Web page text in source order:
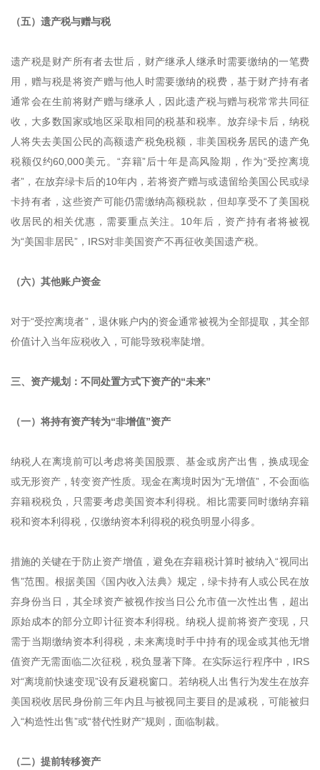
（五）遗产税与赠与税
遗产税是财产所有者去世后，财产继承人继承时需要缴纳的一笔费
用，赠与税是将资产赠与他人时需要缴纳的税费，基于财产持有者
通常会在生前将财产赠与继承人，因此遗产税与赠与税常常共同征
收，大多数国家或地区采取相同的税基和税率。放弃绿卡后，纳税
人将失去美国公民的高额遗产税免税额，非美国税务居民的遗产免
税额仅约60,000美元。“弃籍”后十年是高风险期，作为“受控离境
者”，在放弃绿卡后的10年内，若将资产赠与或遗留给美国公民或绿
卡持有者，这些资产可能仍需缴纳高额税款，但却享受不了美国税
收居民的相关优惠，需要重点关注。10年后，资产持有者将被视
为“美国非居民”，IRS对非美国资产不再征收美国遗产税。
（六）其他账户资金
对于“受控离境者”，退休账户内的资金通常被视为全部提取，其全部
价值计入当年应税收入，可能导致税率陡增。
三、资产规划：不同处置方式下资产的“未来”
（一）将持有资产转为“非增值”资产
纳税人在离境前可以考虑将美国股票、基金或房产出售，换成现金
或无形资产，转变资产性质。现金在离境时因为“无增值”，不会面临
弃籍税税负，只需要考虑美国资本利得税。相比需要同时缴纳弃籍
税和资本利得税，仅缴纳资本利得税的税负明显小得多。
措施的关键在于防止资产增值，避免在弃籍税计算时被纳入“视同出
售”范围。根据美国《国内收入法典》规定，绿卡持有人或公民在放
弃身份当日，其全球资产被视作按当日公允市值一次性出售，超出
原始成本的部分立即计征资本利得税。纳税人提前将资产变现，只
需于当期缴纳资本利得税，未来离境时手中持有的现金或其他无增
值资产无需面临二次征税，税负显著下降。在实际运行程序中，IRS
对“离境前快速变现”设有反避税窗口。若纳税人出售行为发生在放弃
美国税收居民身份前三年内且与被视同主要目的是减税，可能被归
入“构造性出售”或“替代性财产”规则，面临制裁。
（二）提前转移资产